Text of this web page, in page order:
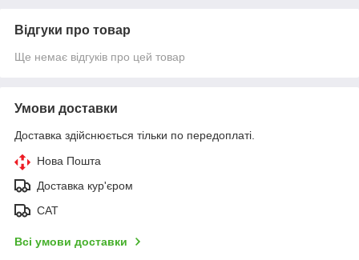
Відгуки про товар
Ще немає відгуків про цей товар
Умови доставки
Доставка здійснюється тільки по передоплаті.
Нова Пошта
Доставка кур'єром
САТ
Всі умови доставки